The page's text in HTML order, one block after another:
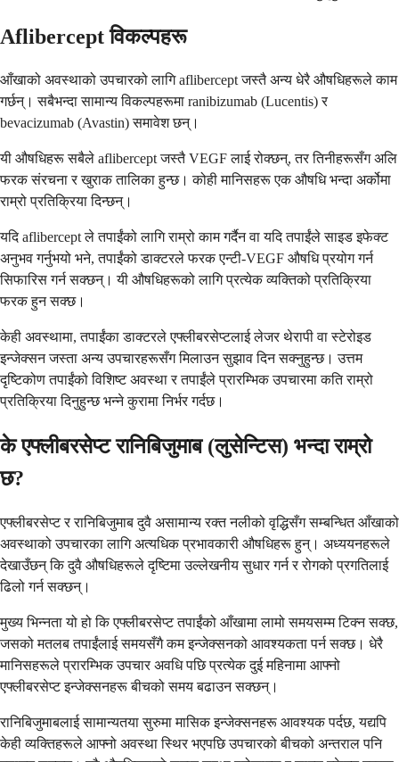
Aflibercept विकल्पहरू
आँखाको अवस्थाको उपचारको लागि aflibercept जस्तै अन्य धेरै औषधिहरूले काम
गर्छन्। सबैभन्दा सामान्य विकल्पहरूमा ranibizumab (Lucentis) र
bevacizumab (Avastin) समावेश छन्।
यी औषधिहरू सबैले aflibercept जस्तै VEGF लाई रोक्छन्, तर तिनीहरूसँग अलि
फरक संरचना र खुराक तालिका हुन्छ। कोही मानिसहरू एक औषधि भन्दा अर्कोमा
राम्रो प्रतिक्रिया दिन्छन्।
यदि aflibercept ले तपाईंको लागि राम्रो काम गर्दैन वा यदि तपाईंले साइड इफेक्ट
अनुभव गर्नुभयो भने, तपाईंको डाक्टरले फरक एन्टी-VEGF औषधि प्रयोग गर्न
सिफारिस गर्न सक्छन्। यी औषधिहरूको लागि प्रत्येक व्यक्तिको प्रतिक्रिया
फरक हुन सक्छ।
केही अवस्थामा, तपाईंका डाक्टरले एफ्लीबरसेप्टलाई लेजर थेरापी वा स्टेरोइड
इन्जेक्सन जस्ता अन्य उपचारहरूसँग मिलाउन सुझाव दिन सक्नुहुन्छ। उत्तम
दृष्टिकोण तपाईंको विशिष्ट अवस्था र तपाईंले प्रारम्भिक उपचारमा कति राम्रो
प्रतिक्रिया दिनुहुन्छ भन्ने कुरामा निर्भर गर्दछ।
के एफ्लीबरसेप्ट रानिबिजुमाब (लुसेन्टिस) भन्दा राम्रो
छ?
एफ्लीबरसेप्ट र रानिबिजुमाब दुवै असामान्य रक्त नलीको वृद्धिसँग सम्बन्धित आँखाको
अवस्थाको उपचारका लागि अत्यधिक प्रभावकारी औषधिहरू हुन्। अध्ययनहरूले
देखाउँछन् कि दुवै औषधिहरूले दृष्टिमा उल्लेखनीय सुधार गर्न र रोगको प्रगतिलाई
ढिलो गर्न सक्छन्।
मुख्य भिन्नता यो हो कि एफ्लीबरसेप्ट तपाईंको आँखामा लामो समयसम्म टिक्न सक्छ,
जसको मतलब तपाईंलाई समयसँगै कम इन्जेक्सनको आवश्यकता पर्न सक्छ। धेरै
मानिसहरूले प्रारम्भिक उपचार अवधि पछि प्रत्येक दुई महिनामा आफ्नो
एफ्लीबरसेप्ट इन्जेक्सनहरू बीचको समय बढाउन सक्छन्।
रानिबिजुमाबलाई सामान्यतया सुरुमा मासिक इन्जेक्सनहरू आवश्यक पर्दछ, यद्यपि
केही व्यक्तिहरूले आफ्नो अवस्था स्थिर भएपछि उपचारको बीचको अन्तराल पनि